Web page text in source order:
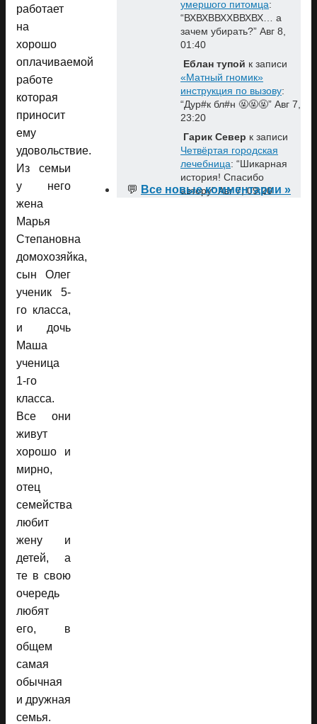
работает
на
хорошо
оплачиваемой
работе
которая
приносит
ему
удовольствие.
Из семьи
у него
жена
Марья
Степановна
домохозяйка,
сын Олег
ученик 5-
го класса,
и дочь
Маша
ученица
1-го
класса.
Все они
живут
хорошо и
мирно,
отец
семейства
любит
жену и
детей, а
те в свою
очередь
любят
его, в
общем
самая
обычная
и дружная
семья.
умершого питомца:
“ВХВХВВХХВВХВХ… а
зачем убирать?” Авг 8,
01:40
Еблан тупой к записи
«Матный гномик»
инструкция по вызову:
“Дур#к бл#н 🤬🤬🤬” Авг 7,
23:20
Гарик Север к записи
Четвёртая городская
лечебница: “Шикарная
история! Спасибо
автору”Авг 7, 09:20
💬 Все новые комментарии »